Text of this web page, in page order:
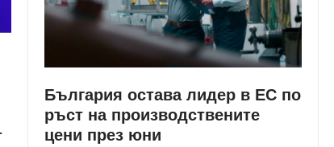
България остава лидер в ЕС по
ръст на производствените
цени през юни